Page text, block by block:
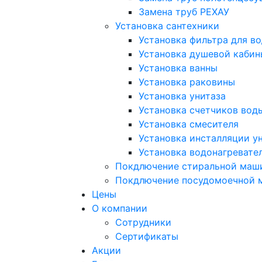
Замена труб РЕХАУ
Установка сантехники
Установка фильтра для
Установка душевой
Установка ванны
Установка раковины
Установка унитаза
Установка счетчиков
Установка смесителя
Установка инсталляции
Установка
Покдлючение стиральной
Покдлючение посудомоечной
Цены
О компании
Сотрудники
Сертификаты
Акции